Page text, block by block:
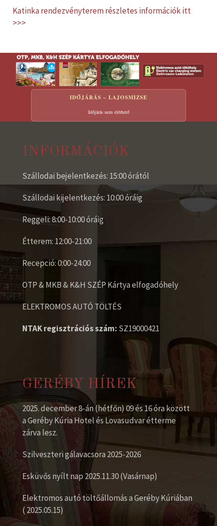
Katinka rendezvényterem részletes információk itt
>>>
IDŐJÁRÁS – LAJOSMIZSE
Időjárás nem elérhető
INFORMÁCIÓK
Szállodai bejelentkezés: 15:00 órától
Szállodai kijelentkezés: 10:00 óráig
Reggeli: 8:00-10:00 óráig
Étterem: 12:00-21:00
Recepció: 0:00-24:00
OTP & MKB & K&H SZÉP Kártya elfogadóhely
ELEKTROMOS AUTÓ TÖLTÉS
NTAK regisztrációs szám: SZ19000421
GERÉBY HÍREK
2025. december 8-án (hétfőn) 09 és 16 óra között
a Geréby Kúria Hotel és Lovasudvar étterme
zárva lesz.
Szilveszteri gálavacsora 2025-2026
Esküvős nyílt nap 2025.11.30 (Vasárnap)
Elektromos autó töltőállomás a Geréby Kúriában
( 2025.05.15)